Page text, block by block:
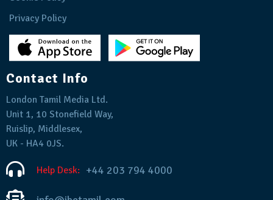
Privacy Policy
Contact Info
London Tamil Media Ltd.
Unit 1, 10 Stonefield Way,
Ruislip, Middlesex,
UK - HA4 0JS.
Help Desk: +44 203 794 4000